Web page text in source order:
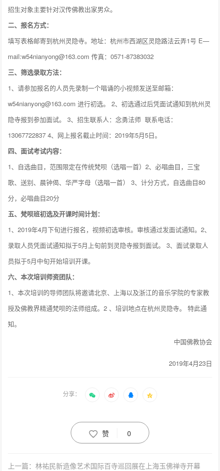
招生对象主要针对汉传佛教出家男众。
二、报名方式：
填写表格邮寄到杭州灵隐寺。地址：杭州市西湖区灵隐路法云弄1号 E—
mail:w54nianyong@163.com 传真：0571-87383032
三、筛选录取方法：
1、请参加报名的人员先录制一个唱诵的小视频发送至邮箱：
w54nianyong@163.com 进行初选。 2、初选通过后凭面试通知到杭州灵
隐寺报到参加面试。 3、招生联系人：念勇法师 联系电话：
13067722837 4、网上报名截止时间：2019年5月5日。
四、面试考试内容：
1、自选曲目，范围限定在传统梵呗（选唱一首）2、必唱曲目，三宝
歌、送别、晨钟偈、华严字母（选唱一首） 3、计分方式，自选曲目80
分，必唱曲目20分
五、梵呗班初选及开课时间计划：
1、2019年4月下旬进行报名，视频初选审核。审核通过发面试通知。2、
录取人员凭面试通知拟于5月上旬前到灵隐寺报到面试。 3、面试录取人
员拟于5月中旬开始培训开课。
六、本次培训师资团队：
1、本次培训的导师团队将邀请北京、上海以及浙江的音乐学院的专家教
授及佛教界精通梵呗的法师组成。2 、培训地点在杭州灵隐寺。 特此通
知。
中国佛教协会
2019年4月23日
分享：
赞 0
上一篇：林祐民新造像艺术国际百寺巡回展在上海玉佛禅寺开幕